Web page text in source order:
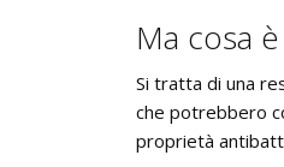
Ma cosa
Si tratta di una
che potrebbero
proprietà